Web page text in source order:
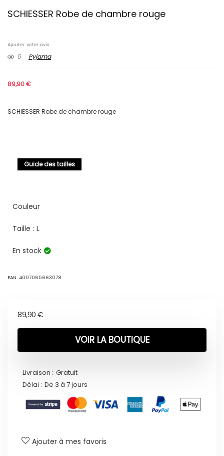
SCHIESSER Robe de chambre rouge
Ajouter votre avis
5 Pyjama
89,90€
SCHIESSER Robe de chambre rouge
Guide des tailles
Couleur
Taille : L
En stock
EAN: 4007065663078
89,90 €
VOIR LA BOUTIQUE
Livraison : Gratuit
Délai : De 3 à 7 jours
Ajouter à mes favoris